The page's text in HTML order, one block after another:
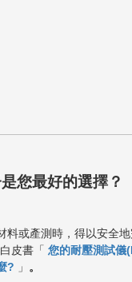
您最好的選擇？
料或產測時，得以安全
皮書「 您的耐壓測試
?
」 。